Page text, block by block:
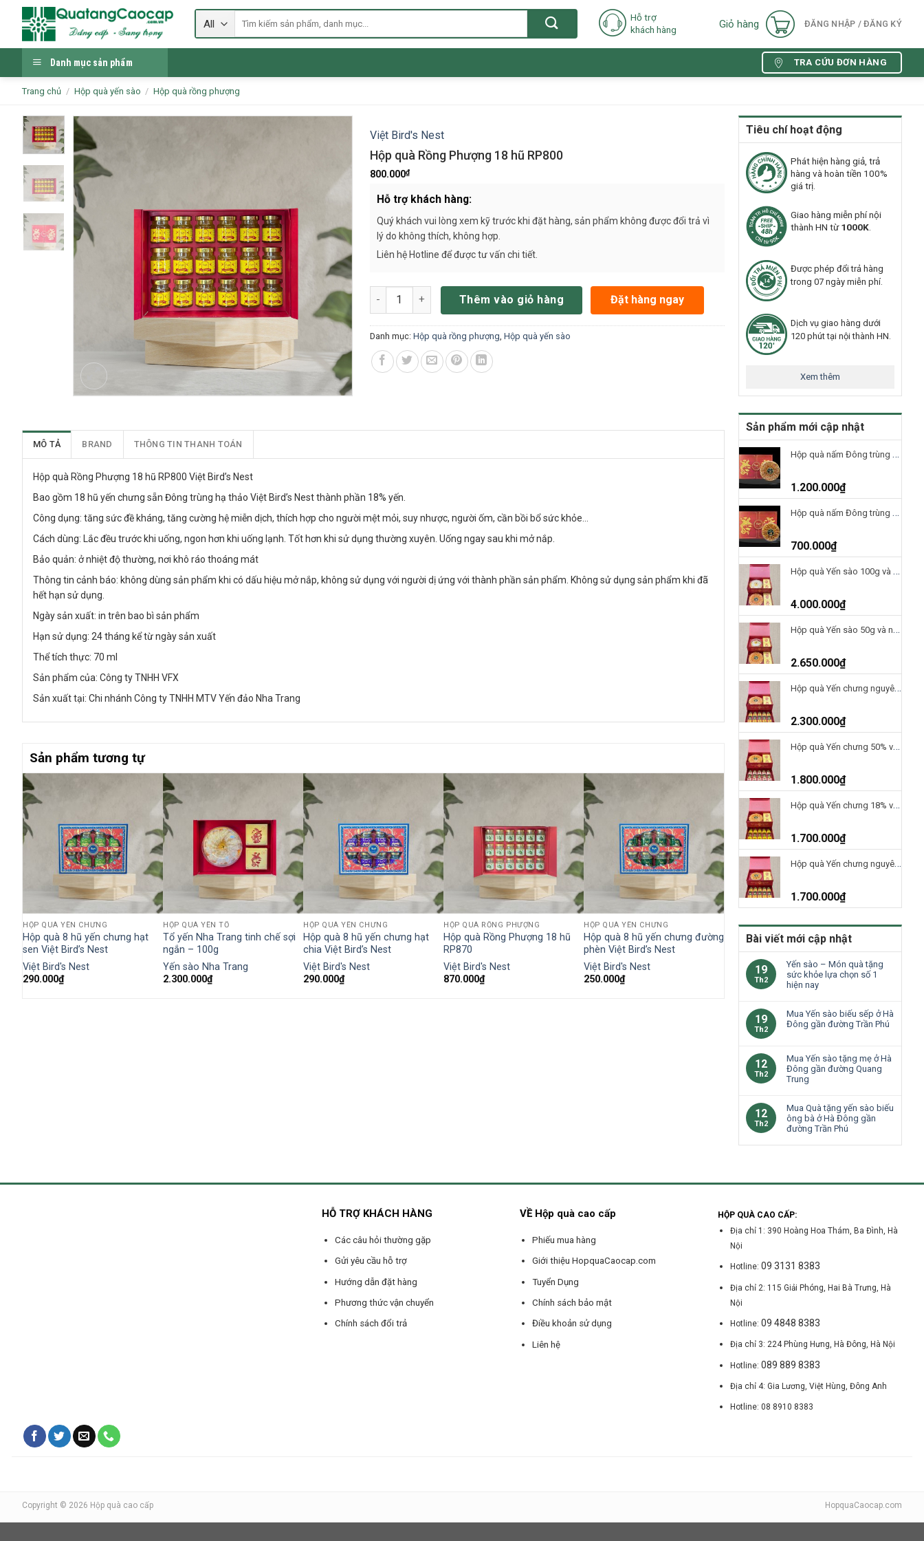
content
Tìm
Hỗ trợ
khách hàng
Giỏ hàng ĐĂNG NHẬP / ĐĂNG KÝ
Danh mục sản phẩm TRA CỨU ĐƠN HÀNG
Trang chủ / Hộp quà yến sào / Hộp quà rồng phượng
Tiêu chí hoạt động
Phát hiện hàng giả, trả
hàng và hoàn tiền 100%
giá trị.
Giao hàng miễn phí nội
thành HN từ1000K
Được phép đổi trả hàng
trong 07 ngày miễn phí.
Dịch vụ giao hàng dưới
120 phút tại nội thành HN.
Xem thêm
Sản phẩm mới cập nhật
Hộp quà nấm Đông trùng hạ thảo Việt Nam 100g
1.200.000₫
Hộp quà nấm Đông trùng hạ thảo Việt Nam 50g
700.000₫
Hộp quà Yến sào 100g và nấm ĐTHT 100g-H2T4000
4.000.000₫
Hộp quà Yến sào 50g và nấm ĐTHT 100g-H2T2650
2.650.000₫
Hộp quà Yến chưng nguyên chất và nấm ĐTHT 100g-H2T2300
2.300.000₫
Hộp quà Yến chưng 50% và nấm ĐTHT 100g-H2T1800
1.800.000₫
Hộp quà Yến chưng 18% và nấm ĐTHT 100g-H2T1700
1.700.000₫
Hộp quà Yến chưng nguyên chất và nấm ĐTHT 50g-H2T1700
1.700.000₫
Bài viết mới cập nhật
19
Th2
Yến sào – Món quà tặng
sức khỏe lựa chọn số 1
hiện nay
19
Th2
Mua Yến sào biếu sếp ở Hà
Đông gần đường Trần Phú
12
Th2
Mua Yến sào tặng mẹ ở Hà
Đông gần đường Quang
Trung
12
Th2
Mua Quà tặng yến sào biếu
ông bà ở Hà Đông gần
đường Trần Phú
Việt Bird's Nest
Hộp quà Rồng Phượng 18 hũ RP800
800.000₫
Hỗ trợ khách hàng:
Quý khách vui lòng xem kỹ trước khi đặt hàng, sản phẩm không được đổi trả vì
lý do không thích, không hợp.
Liên hệ Hotline để được tư vấn chi tiết.
Hộp quà Rồng Phượng 18 hũ RP800 số lượng
Thêm vào giỏ hàng Đặt hàng ngay
Danh mục: Hộp quà rồng phượng Hộp quà yến sào
MÔ TẢ BRAND THÔNG TIN THANH TOÁN
Hộp quà Rồng Phượng 18 hũ RP800 Việt Bird’s Nest
Bao gồm 18 hũ yến chưng sẵn Đông trùng hạ thảo Việt Bird’s Nest thành phần 18% yến.
Công dụng: tăng sức đề kháng, tăng cường hệ miễn dịch, thích hợp cho người mệt mỏi, suy nhược, người ốm, cần bồi bổ sức khỏe…
Cách dùng: Lắc đều trước khi uống, ngon hơn khi uống lạnh. Tốt hơn khi sử dụng thường xuyên. Uống ngay sau khi mở nắp.
Bảo quản: ở nhiệt độ thường, nơi khô ráo thoáng mát
Thông tin cảnh báo: không dùng sản phẩm khi có dấu hiệu mở nắp, không sử dụng với người dị ứng với thành phần sản phẩm. Không sử dụng sản phẩm khi đã
hết hạn sử dụng.
Ngày sản xuất: in trên bao bì sản phẩm
Hạn sử dụng: 24 tháng kể từ ngày sản xuất
Thể tích thực: 70 ml
Sản phẩm của: Công ty TNHH VFX
Sản xuất tại: Chi nhánh Công ty TNHH MTV Yến đảo Nha Trang
Sản phẩm tương tự
HỘP QUÀ YẾN CHƯNG
Hộp quà 8 hũ yến chưng hạt
sen Việt Bird’s Nest
Việt Bird's Nest
290.000₫
HỘP QUÀ YẾN TỔ
Tổ yến Nha Trang tinh chế sợi
ngắn – 100g
Yến sào Nha Trang
2.300.000₫
HỘP QUÀ YẾN CHƯNG
Hộp quà 8 hũ yến chưng hạt
chia Việt Bird’s Nest
Việt Bird's Nest
290.000₫
HỘP QUÀ RỒNG PHƯỢNG
Hộp quà Rồng Phượng 18 hũ
RP870
Việt Bird's Nest
870.000₫
HỘP QUÀ YẾN CHƯNG
Hộp quà 8 hũ yến chưng đường
phèn Việt Bird’s Nest
Việt Bird's Nest
250.000₫
HỖ TRỢ KHÁCH HÀNG
Các câu hỏi thường gặp
Gửi yêu cầu hỗ trợ
Hướng dẫn đặt hàng
Phương thức vận chuyển
Chính sách đổi trả
VỀ Hộp quà cao cấp
Phiếu mua hàng
Giới thiệu HopquaCaocap.com
Tuyển Dụng
Chính sách bảo mật
Điều khoản sử dụng
Liên hệ
HỘP QUÀ CAO CẤP:
Địa chỉ 1: 390 Hoàng Hoa Thám, Ba Đình, Hà
Nội
Hotline:09 3131 8383
Địa chỉ 2: 115 Giải Phóng, Hai Bà Trưng, Hà
Nội
Hotline:09 4848 8383
Địa chỉ 3: 224 Phùng Hưng, Hà Đông, Hà Nội
Hotline:089 889 8383
Địa chỉ 4: Gia Lương, Việt Hùng, Đông Anh
Hotline: 08 8910 8383
HopquaCaocap.com
Copyright © 2026 Hộp quà cao cấp